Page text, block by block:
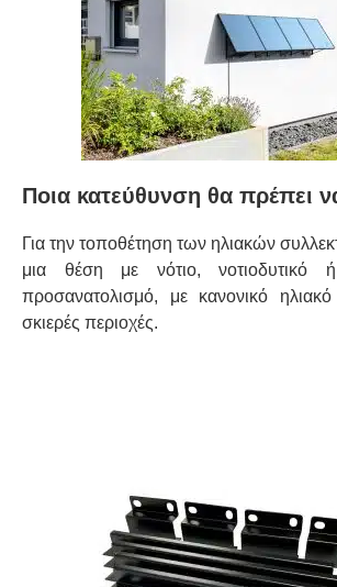
Ποια κατεύθυνση θα πρέπει
Για την τοποθέτηση των ηλιακών
μια θέση με νότιο, νοτιοδυτικό ή
προσανατολισμό, με κανονικό
σκιερές περιοχές.